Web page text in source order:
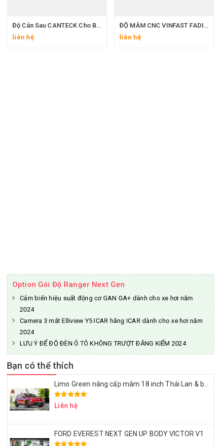
Độ Cản Sau CANTECK Cho Bán Tải | Chống Va Đập – Thiết Kế Offroad
liên hệ
ĐỘ MÂM CNC VINFAST FADIL 15IN + ĐUÔI GIÓ THỂ THAO – PHONG CÁCH & HIỆU NĂNG 2025
liên hệ
Option Gói Độ Ranger Next Gen
Cảm biến hiệu suất động cơ GAN GA+ dành cho xe hơi năm
2024
Camera 3 mắt Elliview Y5 ICAR hãng ICAR dành cho xe hơi năm
2024
LƯU Ý ĐỂ ĐỘ ĐÈN Ô TÔ KHÔNG TRƯỢT ĐĂNG KIỂM 2024
Bạn có thể thích
Liên hệ
FORD EVEREST NEXT GEN UP BODY VICTOR V1